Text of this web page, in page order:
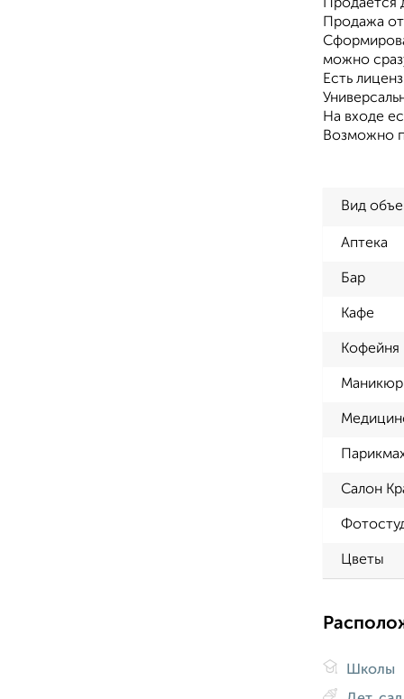
Продажа
можно
Есть
На входе
Возможно
Вид
Аптека
Бар
Кафе
Кофейня
Маникюр
Салон
Цветы
Школы